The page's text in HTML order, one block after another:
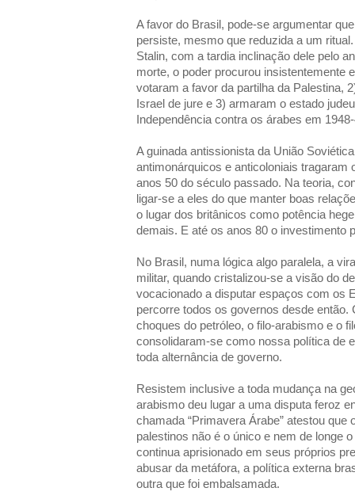
A favor do Brasil, pode-se argumentar
persiste, mesmo que reduzida a um
Stalin, com a tardia inclinação dele pelo
morte, o poder procurou insistentemente
votaram a favor da partilha da Palestina,
Israel de jure e 3) armaram o estado
Independência contra os árabes em
A guinada antissionista da União
antimonárquicos e anticoloniais tragaram
anos 50 do século passado. Na teoria,
ligar-se a eles do que manter boas
o lugar dos britânicos como potência
demais. E até os anos 80 o investimento
No Brasil, numa lógica algo paralela, a
militar, quando cristalizou-se a visão do
vocacionado a disputar espaços com os
percorre todos os governos desde
choques do petróleo, o filo-arabismo e o
consolidaram-se como nossa política de
toda alternância de governo.
Resistem inclusive a toda mudança na
arabismo deu lugar a uma disputa feroz
chamada “Primavera Árabe” atestou que
palestinos não é o único e nem de longe
continua aprisionado em seus próprios
abusar da metáfora, a política externa
outra que foi embalsamada.